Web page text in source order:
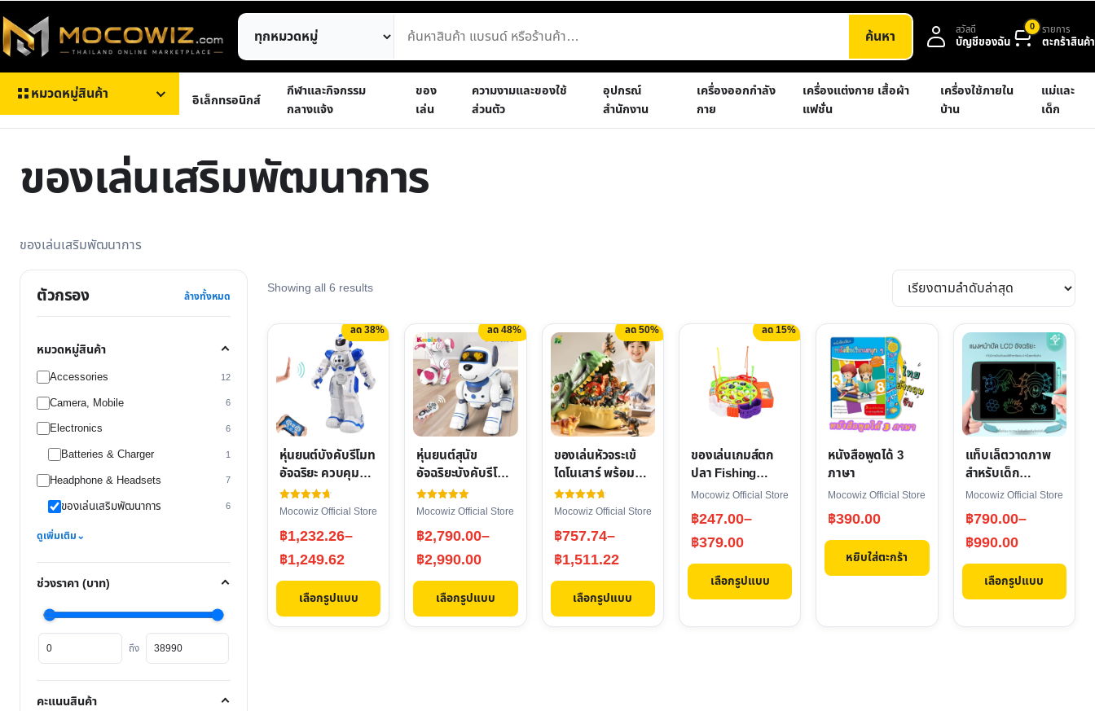
ไป
ยัง
เนื้อหา
ค้นหา
สินค้า
ค้นหา สวัสดี
บัญชีของฉัน
0 รายการ
ตะกร้าสินค้า
หมวดหมู่สินค้า อิเล็กทรอนิกส์
กีฬาและกิจกรรม
กลางแจ้ง
ของ
เล่น
ความงามและของใช้
ส่วนตัว
อุปกรณ์
สำนักงาน
เครื่องออกกำลัง
กาย
เครื่องแต่งกาย เสื้อผ้า
แฟชั่น
เครื่องใช้ภายใน
บ้าน
แม่และ
เด็ก
ของเล่นเสริมพัฒนาการ
ของเล่นเสริมพัฒนาการ
ตัวกรอง ล้างทั้งหมด
หมวดหมู่สินค้า
Accessories 12
Camera, Mobile 6
Electronics 6
Batteries & Charger 1
Headphone & Headsets 7
ของเล่นเสริมพัฒนาการ 6
ดูเพิ่มเติม⌄
ช่วงราคา (บาท)
ราคา
ต่ำ
สุด
ถึง
ราคา
สูงสุด
คะแนนสินค้า
Showing all 6 resultsSorted
latest
ลด 38%
หุ่นยนต์บังคับรีโมท
อัจฉริยะ ควบคุม
ด้วยรีโมทและ
เซ็นเซอร์ท่าทาง
มีไฟ มีเสียง เต้น
และโปรแกรมคำสั่ง
ได้
ให้คะแนน
คะแนน
Mocowiz Official Store
฿1,232.26–
฿1,249.62
Price
range:
฿1,232.26
through
฿1,249.62
เลือกรูปแบบ
product
has
variants.
The
options
may
be
chosen
on
product
page
ลด 48%
หุ่นยนต์สุนัข
อัจฉริยะบังคับรีโมท
มีไฟ มีเสียง เดิน
เต้น และโต้ตอบได้ |
ของเล่นเสริม
พัฒนาการเด็ก
ให้คะแนน
คะแนน
Mocowiz Official Store
฿2,790.00–
฿2,990.00
Price
range:
฿2,790.00
through
฿2,990.00
เลือกรูปแบบ
This
product
has
multiple
variants.
The
options
may
be
chosen
on
product
page
ลด 50%
ของเล่นหัวจระเข้
ไดโนเสาร์ พร้อมชุด
ตัวต่อไดโนเสาร์ |
ของเล่นเสริม
พัฒนาการเด็ก
ให้คะแนน
คะแนน
Mocowiz Official Store
฿757.74–
฿1,511.22
Price
range:
฿757.74
through
฿1,511.22
เลือกรูปแบบ
This
product
has
multiple
variants.
The
options
may
be
chosen
on
product
page
ลด 15%
ของเล่นเกมส์ตก
ปลา Fishing
Game ของเล่น
เสริมพัฒนาการเด็ก
Mocowiz Official Store
฿247.00–
฿379.00
Price
range:
฿247.00
through
เลือกรูปแบบ
product
multiple
The
options
may
be
chosen
on
the
product
หนังสือพูดได้ 3
ภาษา
Mocowiz Official Store
฿390.00
หยิบใส่ตะกร้า
แท็บเล็ตวาดภาพ
สำหรับเด็ก
CR2025 LCD
Drawing Tablet
Mocowiz Official Store
฿790.00–
฿990.00
Price
range:
฿790.00
through
เลือกรูปแบบ
This
product
has
multiple
variants.
The
options
may
be
chosen
on
the
product